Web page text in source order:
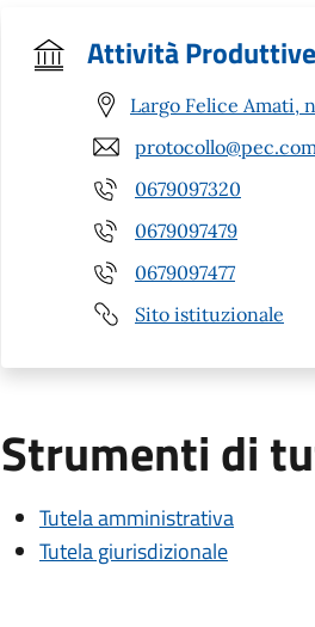
Attività Produttive
Largo Felice Amati,
0679097320
0679097479
0679097477
Sito istituzionale
Strumenti di
Tutela amministrativa
Tutela giurisdizionale